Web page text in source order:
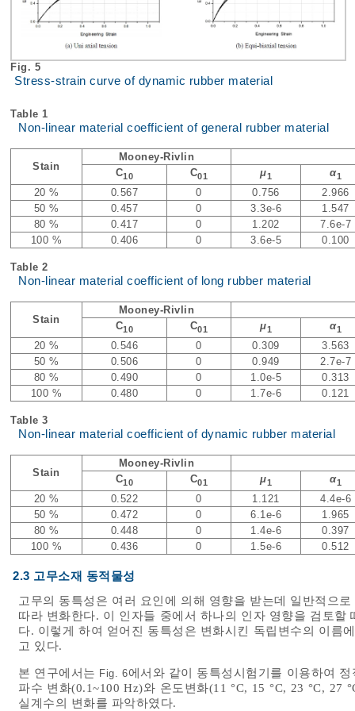
Fig. 5
Stress-strain curve of dynamic rubber material
Table 1
Non-linear material coefficient of general rubber material
Stain
Mooney-Rivlin
C10 C01 μ1 α1
20 % 0.567 0 0.756
2.966
50 %
0.457 0 3.3e-6
1.547
80 %
0.417 0 1.202
7.6e-7
100 %
0.406 0 3.6e-5 0.100
Table 2
Non-linear material coefficient of long rubber material
Stain
Mooney-Rivlin
C10 C01 μ1 α1
20 % 0.546 0 0.309
3.563
50 %
0.506 0 0.949
2.7e-7
80 %
0.490 0 1.0e-5
0.313
100 %
0.480 0 1.7e-6 0.121
Table 3
Non-linear material coefficient of dynamic rubber material
Stain
Mooney-Rivlin
C10 C01 μ1 α1
20 % 0.522 0 1.121
4.4e-6
50 %
0.472 0 6.1e-6
1.965
80 %
0.448 0 1.4e-6
0.397
100 %
0.436 0 1.5e-6 0.512
2.3 고무소재 동적물성
고무의 동특성은 여러 요인에 의해 영향을 받는데 일반적으
따라 변화한다. 이 인자들 중에서 하나의 인자 영향을 검토
다. 이렇게 하여 얻어진 동특성은 변화시킨 독립변수의 이름
고 있다.
본 연구에서는 Fig. 6에서와 같이 동특성시험기를 이용하여
파수 변화(0.1~100 Hz)와 온도변화(11 °C, 15 °C, 23 °C, 27
실계수의 변화를 파악하였다.